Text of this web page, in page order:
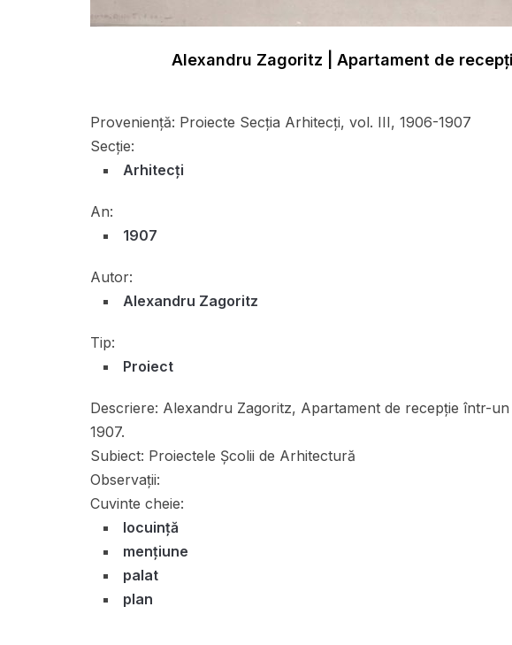
Alexandru Zagoritz | Apartament de
Proveniență: Proiecte Secţia Arhitecți, vol. III, 1906-1907
Secție:
Arhitecți
An:
1907
Autor:
Alexandru Zagoritz
Tip:
Proiect
Descriere: Alexandru Zagoritz, Apartament de recepție într-
1907.
Subiect: Proiectele Școlii de Arhitectură
Observații:
Cuvinte cheie:
locuință
mențiune
palat
plan